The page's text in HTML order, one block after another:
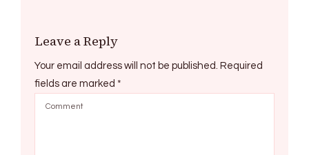
Leave a Reply
Your email address will not be published. Required
fields are marked *